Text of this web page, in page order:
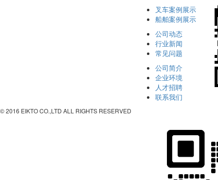
叉车案例展示
船舶案例展示
公司动态
行业新闻
常见问题
公司简介
企业环境
人才招聘
联系我们
© 2016 EIKTO CO.,LTD ALL RIGHTS RESERVED